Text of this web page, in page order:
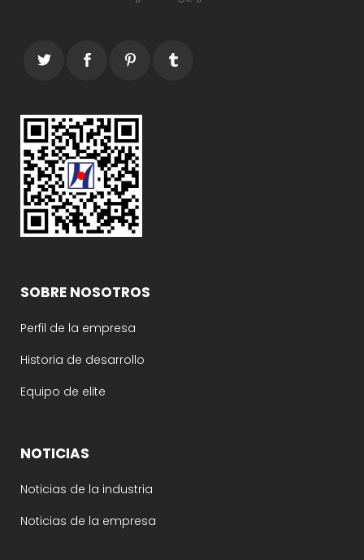
SOBRE NOSOTROS
Perfil de la empresa
Historia de desarrollo
Equipo de elite
NOTICIAS
Noticias de la industria
Noticias de la empresa